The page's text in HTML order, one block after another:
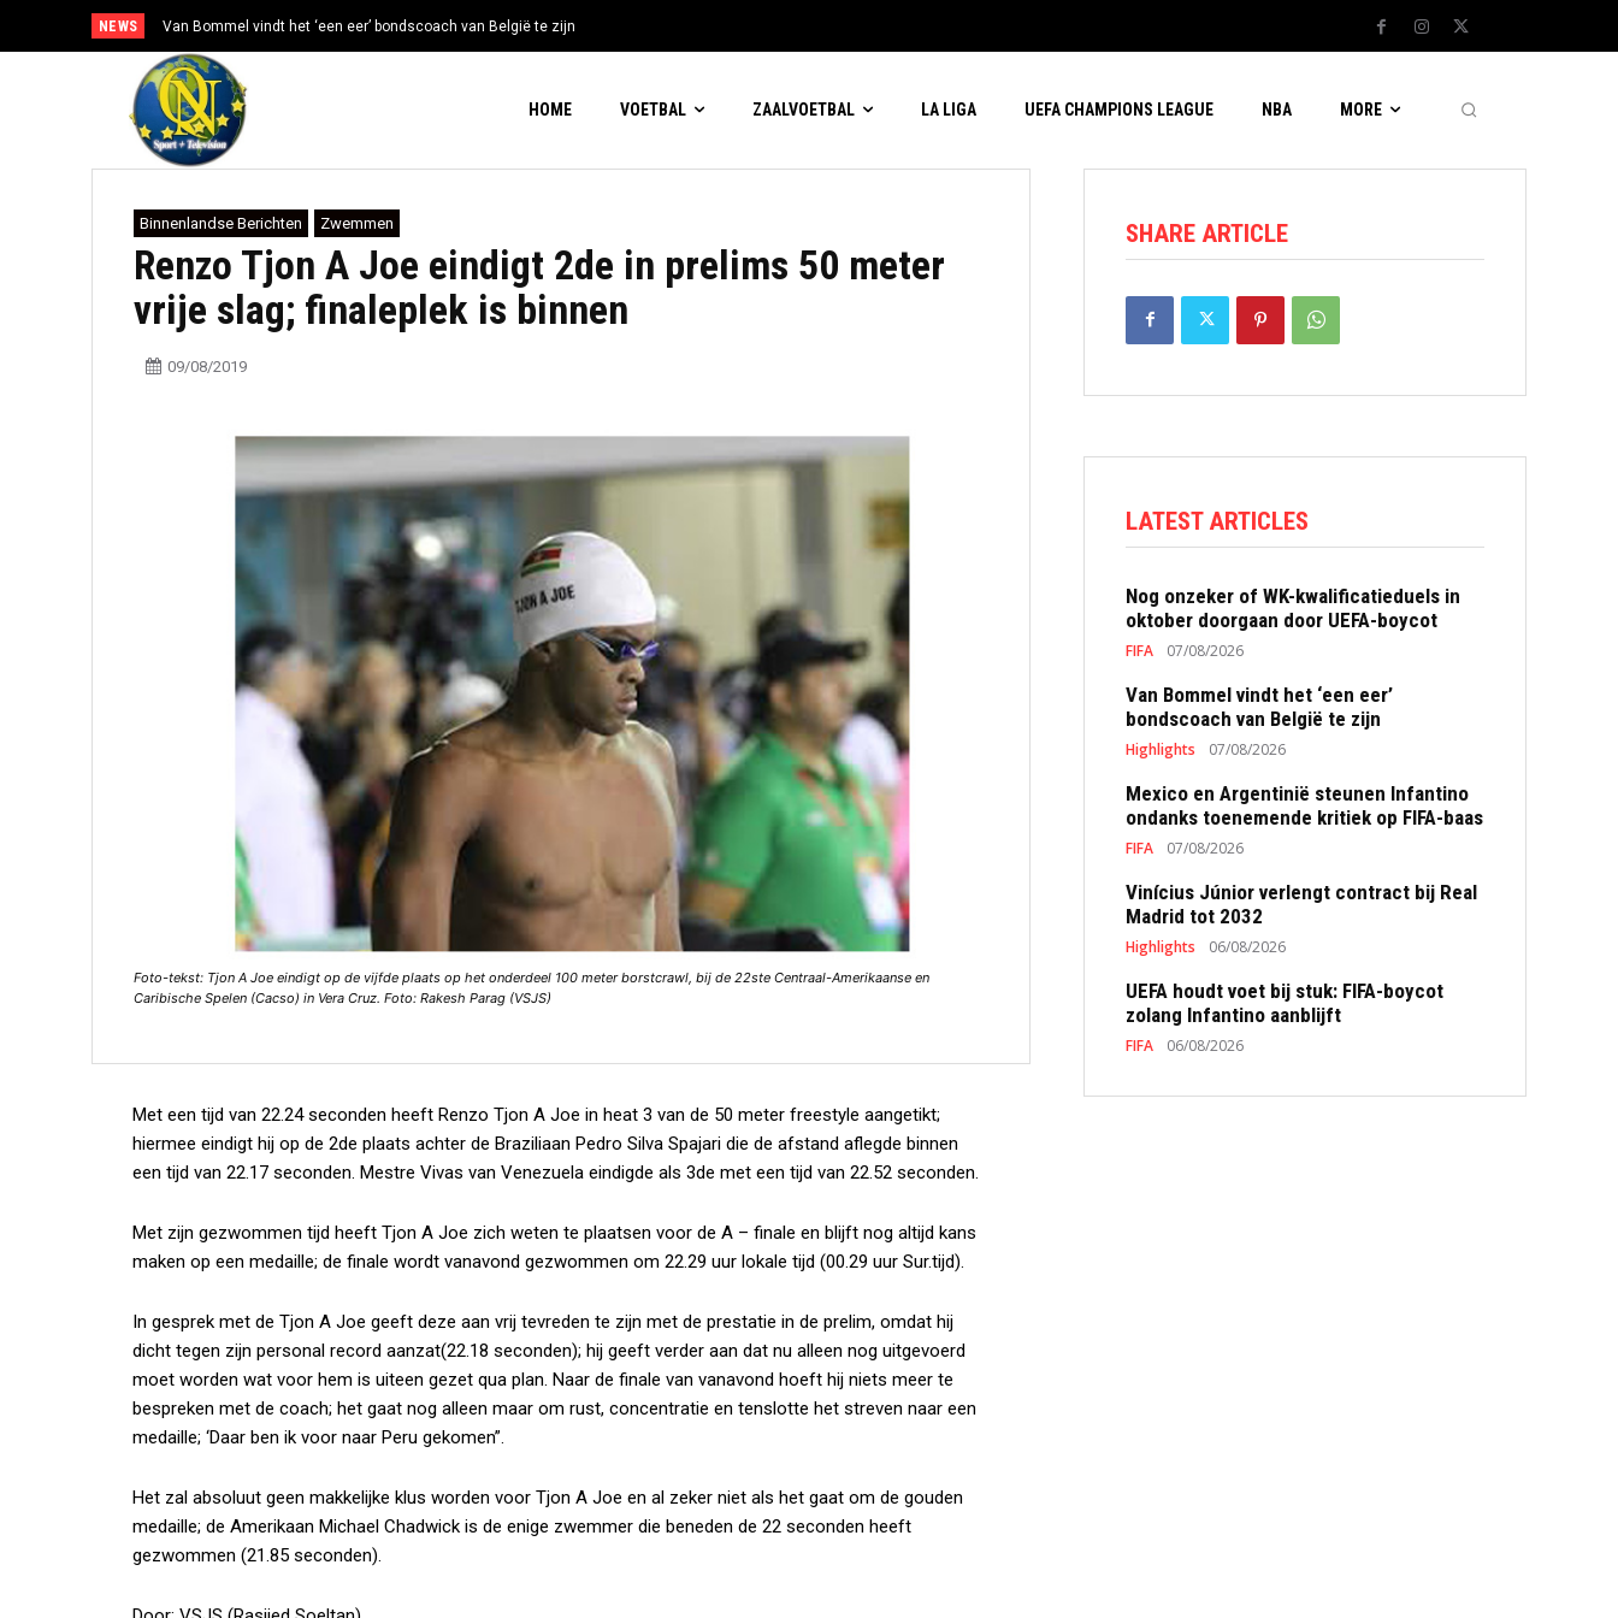
NEWS Van Bommel vindt het ‘een eer’ bondscoach van België te zijn
HOME VOETBAL ZAALVOETBAL LA LIGA UEFA CHAMPIONS LEAGUE NBA MORE
Binnenlandse Berichten Zwemmen
Renzo Tjon A Joe eindigt 2de in prelims 50 meter
vrije slag; finaleplek is binnen
09/08/2019
Foto-tekst: Tjon A Joe eindigt op de vijfde plaats op het onderdeel 100 meter borstcrawl, bij de 22ste Centraal-Amerikaanse en
Caribische Spelen (Cacso) in Vera Cruz. Foto: Rakesh Parag (VSJS)
Met een tijd van 22.24 seconden heeft Renzo Tjon A Joe in heat 3 van de 50 meter freestyle aangetikt;
hiermee eindigt hij op de 2de plaats achter de Braziliaan Pedro Silva Spajari die de afstand aflegde binnen
een tijd van 22.17 seconden. Mestre Vivas van Venezuela eindigde als 3de met een tijd van 22.52 seconden.
Met zijn gezwommen tijd heeft Tjon A Joe zich weten te plaatsen voor de A – finale en blijft nog altijd kans
maken op een medaille; de finale wordt vanavond gezwommen om 22.29 uur lokale tijd (00.29 uur Sur.tijd).
In gesprek met de Tjon A Joe geeft deze aan vrij tevreden te zijn met de prestatie in de prelim, omdat hij
dicht tegen zijn personal record aanzat(22.18 seconden); hij geeft verder aan dat nu alleen nog uitgevoerd
moet worden wat voor hem is uiteen gezet qua plan. Naar de finale van vanavond hoeft hij niets meer te
bespreken met de coach; het gaat nog alleen maar om rust, concentratie en tenslotte het streven naar een
medaille; ‘Daar ben ik voor naar Peru gekomen”.
Het zal absoluut geen makkelijke klus worden voor Tjon A Joe en al zeker niet als het gaat om de gouden
medaille; de Amerikaan Michael Chadwick is de enige zwemmer die beneden de 22 seconden heeft
gezwommen (21.85 seconden).
SHARE ARTICLE
LATEST ARTICLES
Nog onzeker of WK-kwalificatieduels in
oktober doorgaan door UEFA-boycot
FIFA 07/08/2026
Van Bommel vindt het ‘een eer’
bondscoach van België te zijn
Highlights 07/08/2026
Mexico en Argentinië steunen Infantino
ondanks toenemende kritiek op FIFA-baas
FIFA 07/08/2026
Vinícius Júnior verlengt contract bij Real
Madrid tot 2032
Highlights 06/08/2026
UEFA houdt voet bij stuk: FIFA-boycot
zolang Infantino aanblijft
FIFA 06/08/2026